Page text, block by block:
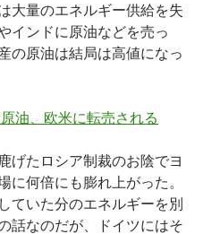
大量のエネルギー供給を失
インドに原油などを売っ
の原油は結局は高値になっ
油、欧米に転売される
げたロシア制裁のお陰でヨ
に何倍にも膨れ上がった。
ていた分のエネルギーを別
話なのだが、ドイツにはそ